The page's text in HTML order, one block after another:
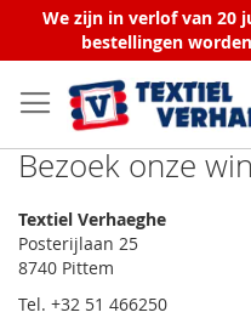
We zijn in verlof van 20
bestellingen
naar
de
inhoud
Bezoek onze
Textiel Verhaeghe
Posterijlaan 25
8740 Pittem
Tel. +32 51 466250